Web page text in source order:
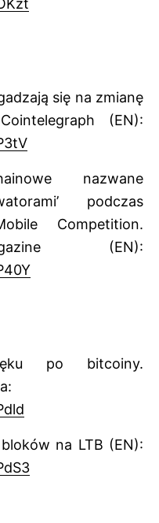
się na zmianę
(EN):
nazwane
podczas
Competition.
(EN):
po bitcoiny.
na LTB (EN):